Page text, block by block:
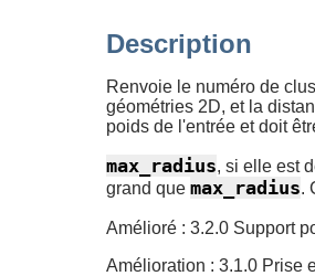
Description
Renvoie le numéro de
géométries 2D, et la
poids de l'entrée et doit
max_radius, si elle est
grand que max_radius.
Amélioré : 3.2.0 Support
Amélioration : 3.1.0 Prise